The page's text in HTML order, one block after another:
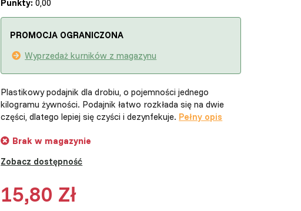
Punkty: 0,00
PROMOCJA OGRANICZONA
Wyprzedaż kurników z magazynu
Plastikowy podajnik dla drobiu, o pojemności jednego
kilogramu żywności. Podajnik łatwo rozkłada się na dwie
części, dlatego lepiej się czyści i dezynfekuje. Pełny opis
Brak w magazynie
Zobacz dostępność
15,80 Zł